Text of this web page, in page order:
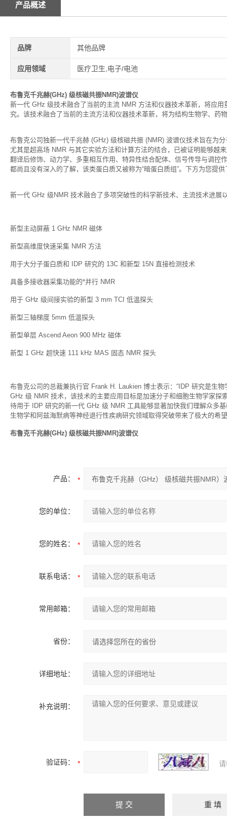
产品概述
品牌 其他品牌
应用领域 医疗卫生,电子/电池
布鲁克千兆赫(GHz) 级核磁共振NMR)波谱仪
新一代 GHz 级技术融合了当前的主流 NMR 方法和仪器技术革新，将应
究。该技术融合了当前的主流方法和仪器技术革新，将为结构生物学、
布鲁克公司独新一代千兆赫 (GHz) 级核磁共振 (NMR) 波谱仪技术旨在为
尤其是超高场 NMR 与其它实验方法和计算方法的结合，已被证明能够越
翻译后修饰、动力学、多重相互作用、特异性结合配体、信号传导与调
都尚且没有深入的了解，该类蛋白质又被称为“暗蛋白质组”。下方为您提
新一代 GHz 级NMR 技术融合了多项突破性的科学新技术、主流技术进展
新型主动屏蔽 1 GHz NMR 磁体
新型高维度快速采集 NMR 方法
用于大分子蛋白质和 IDP 研究的 13C 和新型 15N 直接检测技术
具备多接收器采集功能的*并行 NMR
用于 GHz 级间接实验的新型 3 mm TCI 低温探头
新型三轴梯度 5mm 低温探头
新型单层 Ascend Aeon 900 MHz 磁体
新型 1 GHz 超快速 111 kHz MAS 固态 NMR 探头
布鲁克公司的总裁兼执行官 Frank H. Laukien 博士表示：“IDP 研究是生
GHz 级 NMR 技术，该技术的主要应用目标是加速分子和细胞生物学家探
待用于 IDP 研究的新一代 GHz 级 NMR 工具能够显著加快我们理解众多
生物学和阿兹海默病等神经退行性疾病研究领域取得突破带来了极大的希
布鲁克千兆赫(GHz) 级核磁共振NMR)波谱仪
产品：
您的单位：
您的姓名：
联系电话：
常用邮箱：
省份：
详细地址：
补充说明：
验证码：